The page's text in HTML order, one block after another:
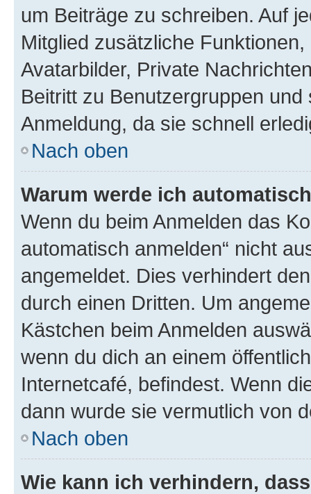
um Beiträge zu schreiben. Auf
Mitglied zusätzliche
Avatarbilder, Private
Beitritt zu Benutzergruppen
Anmeldung, da sie schnell
Nach oben
Warum werde ich
Wenn du beim Anmelden das
automatisch anmelden“ nicht
angemeldet. Dies verhindert
durch einen Dritten. Um
Kästchen beim Anmelden
wenn du dich an einem
Internetcafé, befindest. Wenn
dann wurde sie vermutlich von
Nach oben
Wie kann ich verhindern,